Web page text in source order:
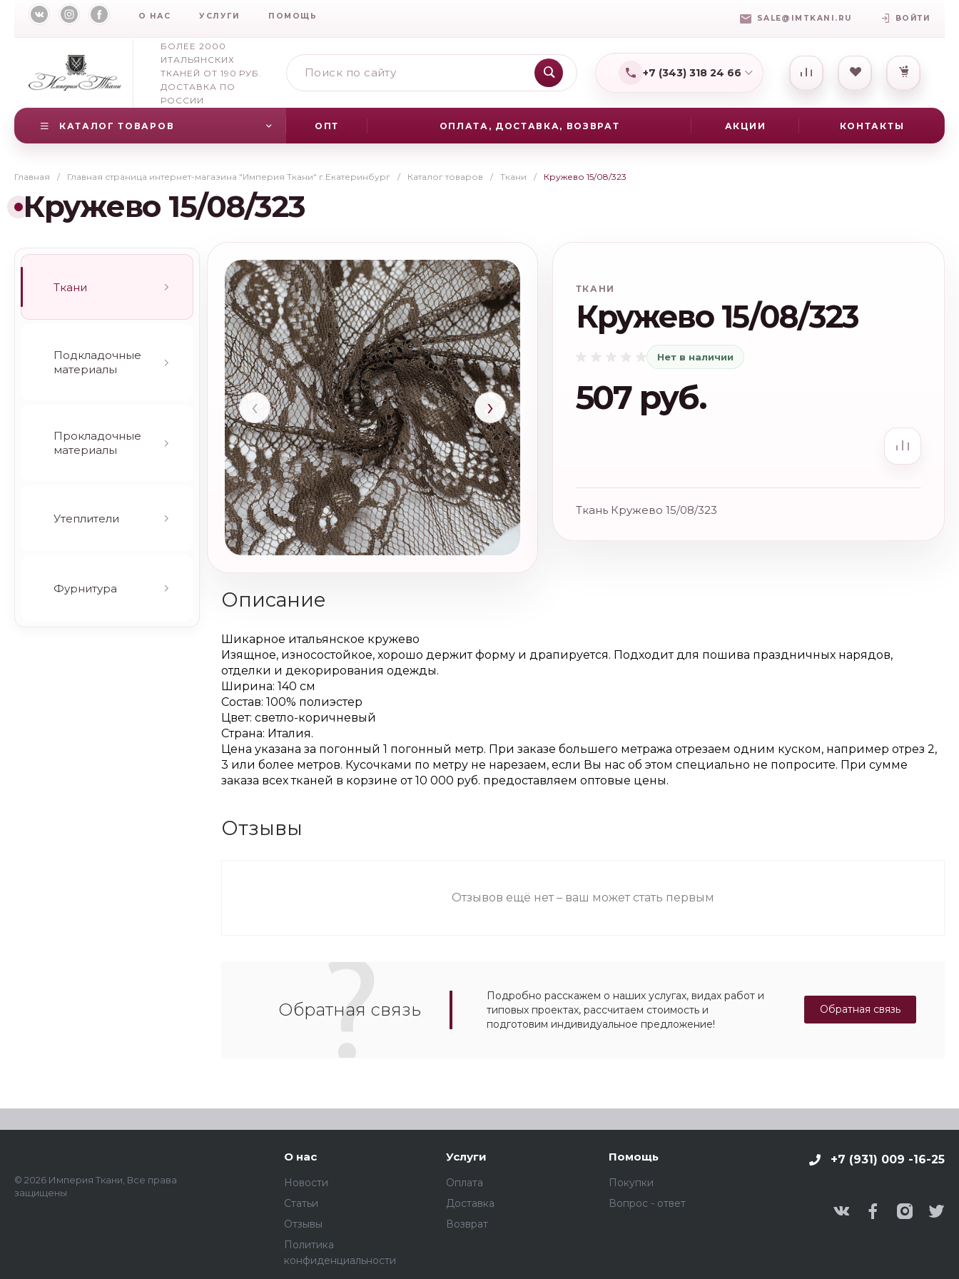
О НАС УСЛУГИ ПОМОЩЬ SALE@IMTKANI.RU ВОЙТИ
БОЛЕЕ 2000
ИТАЛЬЯНСКИХ
ТКАНЕЙ ОТ 190 РУБ.
ДОСТАВКА ПО
РОССИИ
+7 (343) 318 24 66
7(931) 009-16-25
КАТАЛОГ ТОВАРОВ ОПТ ОПЛАТА, ДОСТАВКА, ВОЗВРАТ АКЦИИ КОНТАКТЫ
Главная / Главная страница интернет-магазина "Империя Ткани" г.Екатеринбург / Каталог товаров / Ткани / Кружево 15/08/323
Кружево 15/08/323
Ткани
Подкладочные
материалы
Прокладочные
материалы
Утеплители
Фурнитура
‹ ›
ТКАНИ
Кружево 15/08/323
Нет в наличии
507 руб.
Ткань Кружево 15/08/323
Описание
Шикарное итальянское кружево
Изящное, износостойкое, хорошо держит форму и драпируется. Подходит для пошива праздничных нарядов,
отделки и декорирования одежды.
Ширина: 140 см
Состав: 100% полиэстер
Цвет: светло-коричневый
Страна: Италия.
Цена указана за погонный 1 погонный метр. При заказе большего метража отрезаем одним куском, например отрез 2,
3 или более метров. Кусочками по метру не нарезаем, если Вы нас об этом специально не попросите. При сумме
заказа всех тканей в корзине от 10 000 руб. предоставляем оптовые цены.
Отзывы
Отзывов ещё нет – ваш может стать первым
Обратная связь
Подробно расскажем о наших услугах, видах работ и
типовых проектах, рассчитаем стоимость и
подготовим индивидуальное предложение!
Обратная связь
© 2026 Империя Ткани, Все права
защищены
О нас
Новости
Статьи
Отзывы
Политика
конфиденциальности
Услуги
Оплата
Доставка
Возврат
Помощь
Покупки
Вопрос - ответ
+7 (931) 009 -16-25